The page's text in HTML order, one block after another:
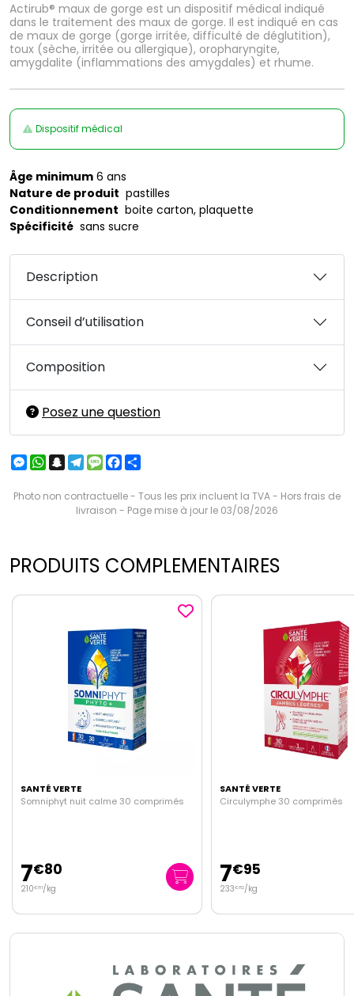
Actirub® maux de gorge est un dispositif médical indiqué
dans le traitement des maux de gorge. Il est indiqué en cas
de maux de gorge (gorge irritée, difficulté de déglutition),
toux (sèche, irritée ou allergique), oropharyngite,
amygdalite (inflammations des amygdales) et rhume.
Dispositif médical
Âge minimum 6 ans
Nature de produit pastilles
Conditionnement boite carton, plaquette
Spécificité sans sucre
Description
Conseil d’utilisation
Composition
Posez une question
Messenger
WhatsApp
Snapchat
Telegram
MessageFacebook
Photo non contractuelle - Tous les prix incluent la TVA - Hors frais de
livraison - Page mise à jour le 03/08/2026
PRODUITS COMPLEMENTAIRES
SANTÉ VERTE
Circulymphe 30 comprimés
7€
233
SANTÉ VERTE
Acide hyaluronique
19